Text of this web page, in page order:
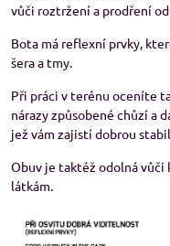
vůči roztržení a prodření
Bota má reflexní prvky,
šera a tmy.
Při práci v terénu oceníte
nárazy způsobené chůzí a
jež vám zajistí dobrou
Obuv je taktéž odolná
látkám.